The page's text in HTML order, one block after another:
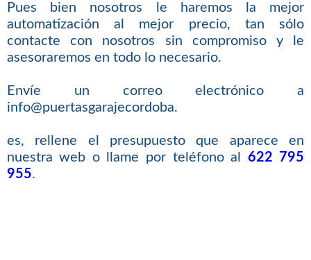
Pues bien nosotros le haremos la mejor
automatización al mejor precio, tan sólo
contacte con nosotros sin compromiso y le
asesoraremos en todo lo necesario.
Envíe un correo electrónico a
info@puertasgarajecordoba.
es, rellene el presupuesto que aparece en
nuestra web o llame por teléfono al 622 795
955.